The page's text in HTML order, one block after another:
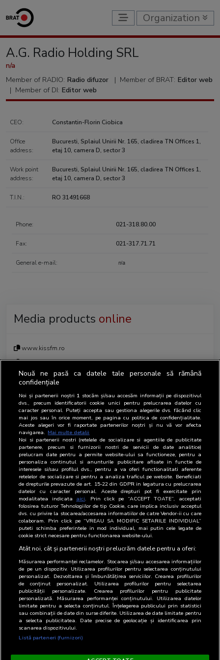
Organization
A.G. Radio Holding SRL
n/a
Member of RADIO: Radio difuzor | Member of BRAT: Editor web
| Member of DI: Editor web
CEO: Constantin-Florin Ciobica
Office
address:
Bucuresti, Splaiul Unirii Nr. 165, cladirea TN Offices 1,
etaj 10, camera D, sector 3
Work point
address:
Bucuresti, Splaiul Unirii Nr. 165, cladirea TN Offices 1,
etaj 10, camera D, sector 3
T.I.N.: RO 31491668
Phone: 021-318.80.00
Fax: 021-317.71.71
General e-mail:
Media products online
www.kissfm.ro
www.magicfm.ro
www.onefm.ro
Contact person regarding BRAT
Representatives Name Position Email Phone
BRAT
Valeria
Iliescu
Imputernicit
021-
318.80.00
DI
Valeria
Iliescu
Imputernicit
021-
318.80.00
RADIO
Valeria
Iliescu
Imputernicit
318.80.00
Nouă ne pasă ca datele tale personale să rămână
confidențiale
Noi și partenerii noștri 1 stocăm și/sau accesăm informații pe dispozitivul
dvs., precum identificatorii cookie unici pentru prelucrarea datelor cu
caracter personal. Puteți accepta sau gestiona alegerile dvs. făcând clic
mai jos sau în orice moment, pe pagina cu politica de confidențialitate.
Aceste alegeri vor fi raportate partenerilor noștri și nu vă vor afecta
navigarea. Mai multe detalii
Noi si partenerii nostri (retelele de socializare si agentiile de publicitate
partenere, precum si furnizorii nostri de servicii de date analitice)
prelucram date pentru a permite website-ului sa functioneze, pentru a
personaliza continutul si anunturile publicitare afisate in functie de
interesele si/sau profilul dvs., pentru a va oferi functionalitati aferente
retelelor de socializare si pentru a analiza traficul pe website. Beneficiati
de drepturile prevazute de art. 15-22 din GDPR in legatura cu prelucrarea
datelor cu caracter personal. Aceste drepturi pot fi exercitate prin
modalitatea indicata aici. Prin click pe “ACCEPT TOATE”, acceptati
folosirea tuturor Tehnologiilor de tip Cookie, care implica inclusiv acceptul
dvs. cu privire la stocarea/accesarea informatiilor de catre Vendor-ii cu care
colaboram. Prin click pe “VREAU SA MODIFIC SETARILE INDIVIDUAL”
puteti schimba preferintele in mod individual, mai putin cele legate de
cookie strict necesare pentru functionarea website-ului.
Atât noi, cât și partenerii noștri prelucrăm datele pentru a oferi:
Măsurarea performanței reclamelor. Stocarea și/sau accesarea informațiilor
de pe un dispozitiv. Utilizarea profilurilor pentru selectarea conținutului
personalizat. Dezvoltarea și îmbunătățirea serviciilor. Crearea profilurilor
de conținut personalizat. Utilizarea profilurilor pentru selectarea
publicității personalizate. Crearea profilurilor pentru publicitate
personalizată. Măsurarea performanței conținutului. Utilizarea datelor
limitate pentru a selecta conținutul. Înțelegerea publicului prin statistici
sau combinații de date din surse diferite. Utilizarea de date limitate pentru
a selecta publicitatea. Date precise de geolocație și identificarea prin
scanarea dispozitivului.
Listă parteneri (furnizori)